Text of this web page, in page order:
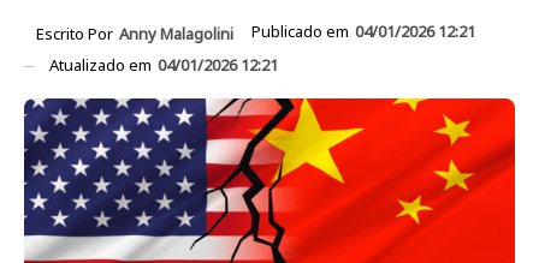
Escrito Por Anny Malagolini Publicado em 04/01/2026 12:21
Atualizado em 04/01/2026 12:21